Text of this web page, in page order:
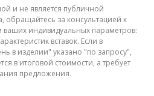
и не является публичной
обращайтесь за консультацией к
индивидуальных параметров:
вставок. Если в
в изделии" указано "по запросу",
в итоговой стоимости, а требует
предложения.